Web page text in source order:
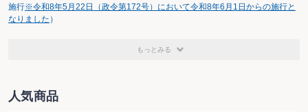
施行※令和8年5月22日（政令第172号）において令和8年6月1日からの施行と
なりました ）
もっとみる
人気商品